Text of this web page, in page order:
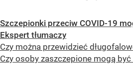
Szczepionki przeciw COVID-19
Ekspert tłumaczy
Czy można przewidzieć
Czy osoby zaszczepione mogą